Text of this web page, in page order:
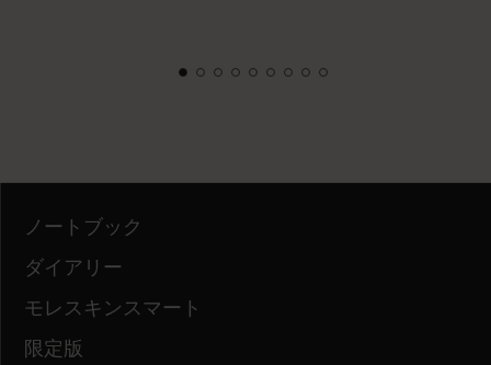
ノートブック
ダイアリー
モレスキンスマート
限定版